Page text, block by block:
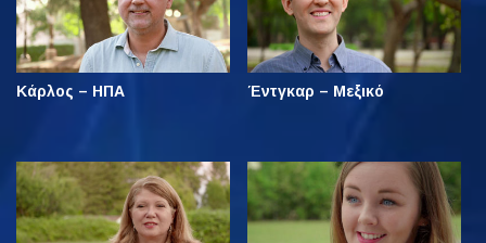
Κάρλος – ΗΠΑ Έντγκαρ – Μεξικό